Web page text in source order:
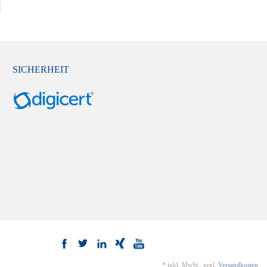
SICHERHEIT
* inkl. MwSt., zzgl. Versandkosten